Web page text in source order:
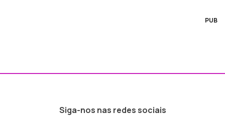
PUB
Siga-nos nas redes sociais